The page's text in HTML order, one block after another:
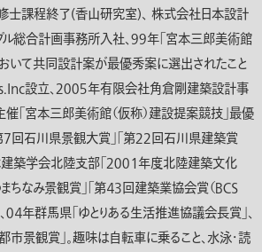
士課程終了(香山研究室)、 株式会社日本設計
ル総合計画事務所入社、９９年「宮本三郎美術館
いて共同設計案が最優秀案に選出されたこと
設立、２００５年有限会社角倉剛建築設計事
催「宮本三郎美術館（仮称）建設提案競技」最優
７回石川県景観大賞」「第２２回石川県建築賞
建築学会北陸支部「２００１年度北陸建築文化
ちなみ景観賞」「第４３回建築業協会賞（ＢＣＳ
０４年群馬県「ゆとりある生活推進協議会長賞」、
市景観賞」。趣味は自転車に乗ること、水泳・読